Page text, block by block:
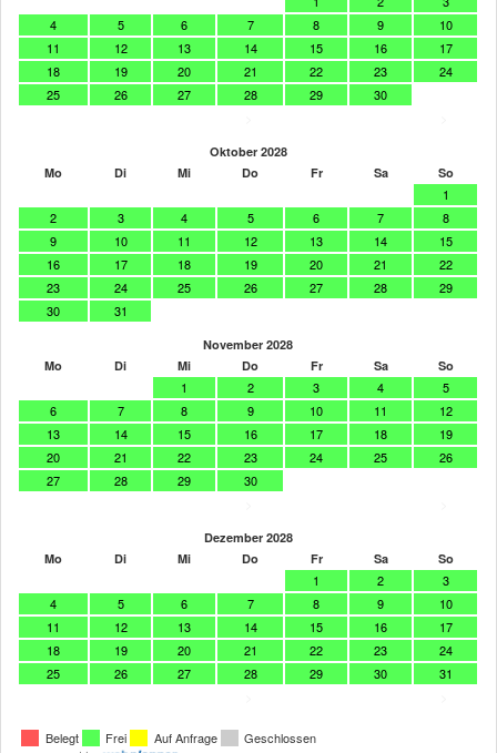
4
5 6 7 8 9
10
11
12 13 14 15 16
17
18
19 20 21 22 23
24
25
26 27 28 29
30
Oktober 2028
Mo
Di Mi Do Fr Sa So
1
2
3 4 5 6 7
8
9
10 11 12 13 14
15
16
17 18 19 20 21
22
23
24 25 26 27 28
29
30
31
November 2028
Mo
Di Mi Do Fr Sa So
1 2 3 4
5
6
7 8 9 10 11
12
13
14 15 16 17 18
19
20
21 22 23 24 25
26
27
28 29
30
Dezember 2028
Mo
Di Mi Do Fr Sa So
1 2
3
4
5 6 7 8 9
10
11
12 13 14 15 16
17
18
19 20 21 22 23
24
25
26 27 28 29 30
31
Belegt Frei Auf Anfrage Geschlossen